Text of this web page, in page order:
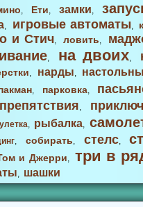
, Ети, замки,
, игровые автоматы,
и Стич,ловить,
, на двоих,
, нарды,
, парковка,
препятствия,
, рыбалка,
, собирать, стелс,
и Джерри, три в
, шашки